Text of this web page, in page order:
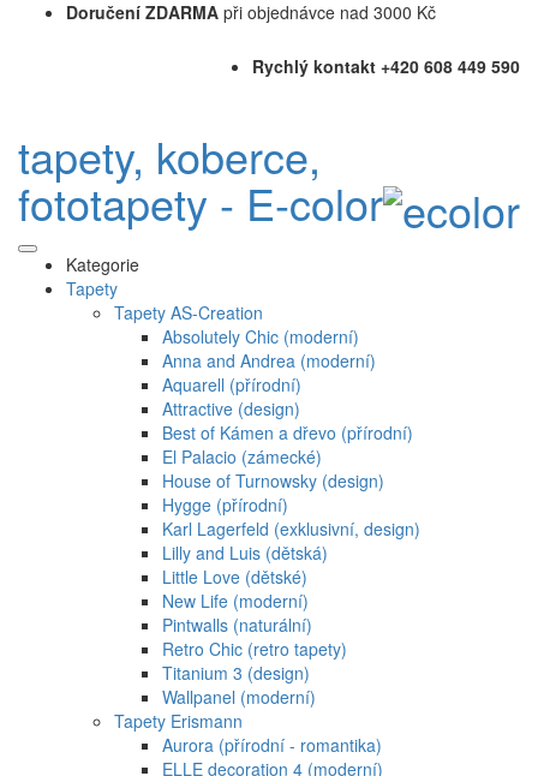
Doručení ZDARMA při objednávce nad 3000 Kč
Rychlý kontakt +420 608 449 590
tapety, koberce,
fototapety - E-color
Kategorie
Tapety
Tapety AS-Creation
Absolutely Chic (moderní)
Anna and Andrea (moderní)
Aquarell (přírodní)
Attractive (design)
Best of Kámen a dřevo (přírodní)
El Palacio (zámecké)
House of Turnowsky (design)
Hygge (přírodní)
Karl Lagerfeld (exklusivní, design)
Lilly and Luis (dětská)
Little Love (dětské)
New Life (moderní)
Pintwalls (naturální)
Retro Chic (retro tapety)
Titanium 3 (design)
Wallpanel (moderní)
Tapety Erismann
Aurora (přírodní - romantika)
ELLE decoration 4 (moderní)